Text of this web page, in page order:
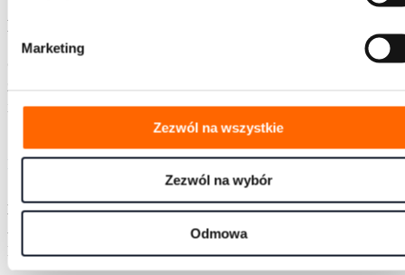
Marketing
Zezwól na wszystkie
Zezwól na wybór
Odmowa
Newsletter
Chcesz jako pierwszy otrzymywać ciekawe treści z
informacje o szkoleniach i promocjach House of
Bądź na bieżąco - zapisz się!
Adres e-mail
Wyrażam zgodę na otrzymywanie informacji dotyczących
webinarów, szkoleń i rozwoju osobistego na podany adres e-mail.
Mogę zrezygnować w każdej chwili.